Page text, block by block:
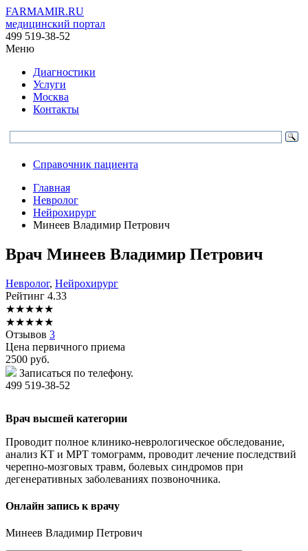
FARMAMIR.RU
медицинский портал
499 519-38-52
Меню
Диагностики
Услуги
Москва
Контакты
Справочник пациента
Главная
Невролог
Нейрохирург
Минеев Владимир Петрович
Врач Минеев Владимир Петрович
Невролог, Нейрохирург
Рейтинг 4.33
★★★★★
★★★★★
Отзывов 3
Цена первичного приема
2500 руб.
Записаться по телефону.
499 519-38-52
Врач высшей категории
Проводит полное клинико-неврологическое обследование,
анализ КТ и МРТ томограмм, проводит лечение последствий
черепно-мозговых травм, болевых синдромов при
дегенеративных заболеваниях позвоночника.
Онлайн запись к врачу
Минеев Владимир Петрович